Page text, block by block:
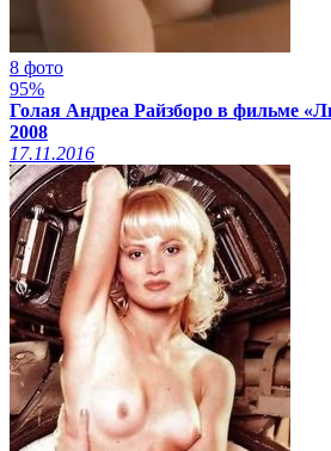
8 фото
95%
Голая Андреа Райзборо в фильме
2008
17.11.2016